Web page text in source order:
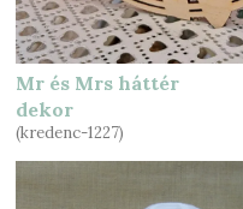
Mr és Mrs háttér
dekor
(kredenc-1227)